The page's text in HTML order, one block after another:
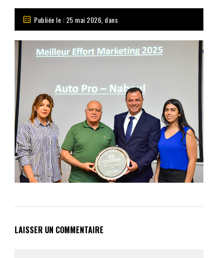
Publiée le : 25 mai 2026, dans
LAISSER UN COMMENTAIRE